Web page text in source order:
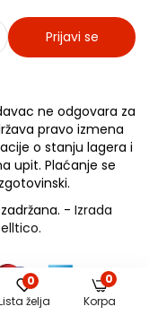
želja
0
Korpa
0
Prijavi se
ne odgovara za
pravo izmena
o stanju lagera i
upit. Plaćanje se
- Izrada